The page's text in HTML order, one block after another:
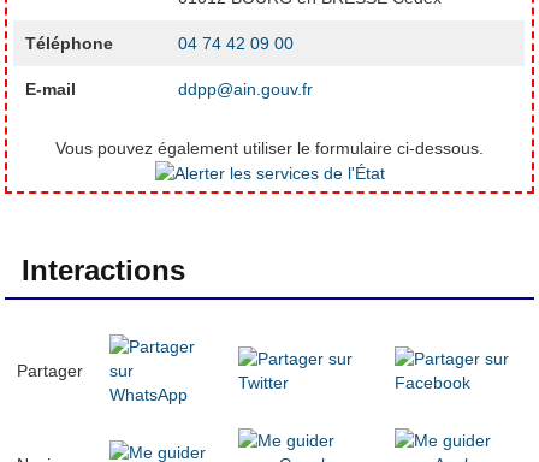
Téléphone 04 74 42 09 00
E-mail ddpp@ain.gouv.fr
Vous pouvez également utiliser le formulaire ci-dessous.
Interactions
Partager